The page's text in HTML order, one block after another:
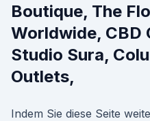
Boutique, The
Worldwide, CBD
Studio Sura,
Outlets,
Indem Sie diese Seite